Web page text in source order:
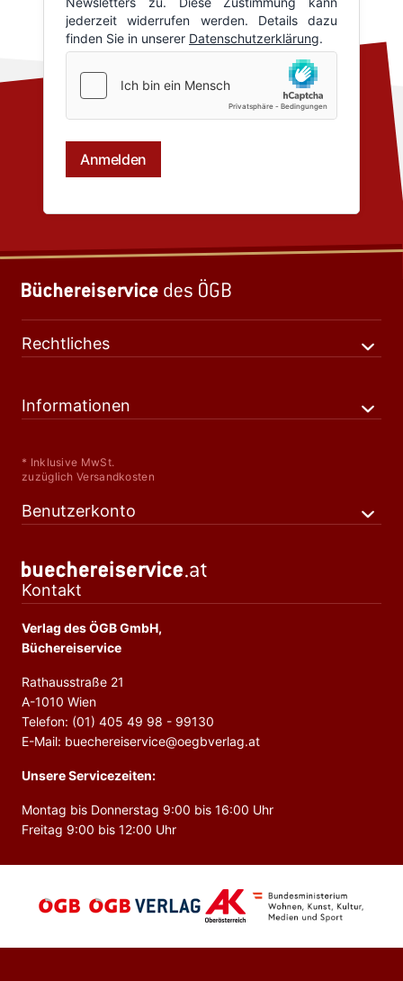
Rechtliches
Informationen
* Inklusive MwSt.
zuzüglich Versandkosten
Benutzerkonto
Kontakt
Verlag des ÖGB GmbH,
Büchereiservice
Rathausstraße 21
A-1010 Wien
Telefon: (01) 405 49 98 - 99130
E-Mail: buechereiservice@oegbverlag.at
Unsere Servicezeiten:
Montag bis Donnerstag 9:00 bis 16:00 Uhr
Freitag 9:00 bis 12:00 Uhr